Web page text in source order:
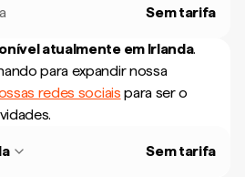
Sem tarifa
atualmente em Irlanda.
para expandir nossa
redes sociais para ser o
Sem tarifa